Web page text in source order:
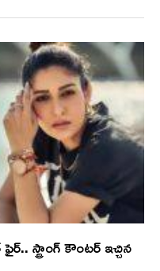
స్ట్రాంగ్ కౌంటర్ ఇచ్చిన